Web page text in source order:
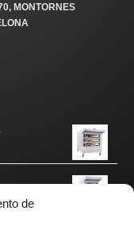
de
MONTORNES